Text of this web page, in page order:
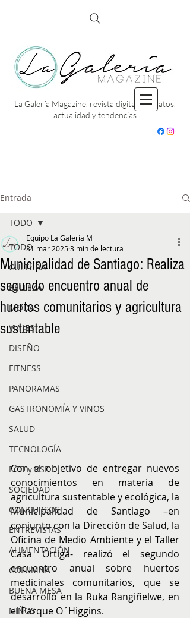
La Galería Magazine, revista digital con datos,
actualidad y tendencias
Entrada
TODO
CULTURA
BELLEZA
MODA
VIAJES
DISEÑO
FITNESS
PANORAMAS
GASTRONOMÍA Y VINOS
SALUD
TECNOLOGÍA
ECO y RSE
SOCIEDAD
CONCURSOS
ENTREVISTAS
ALIMENTACIÓN
COLUMNA
BUENA MESA
NIÑOS
TODO
Municipalidad de Santiago: Realiza
segundo encuentro anual de
huertos comunitarios y agricultura
sustentable
Equipo La Galería M
31 mar 20253 min de lectura
Con el objetivo de entregar nuevos
conocimientos en materia de
agricultura sustentable y ecológica, la
Municipalidad de Santiago –en
conjunto con la Dirección de Salud, la
Oficina de Medio Ambiente y el Taller
Casa Ortiga- realizó el segundo
encuentro anual sobre huertos
medicinales comunitarios, que se
desarrolló en la Ruka Rangiñelwe, en
el Parque O´Higgins.